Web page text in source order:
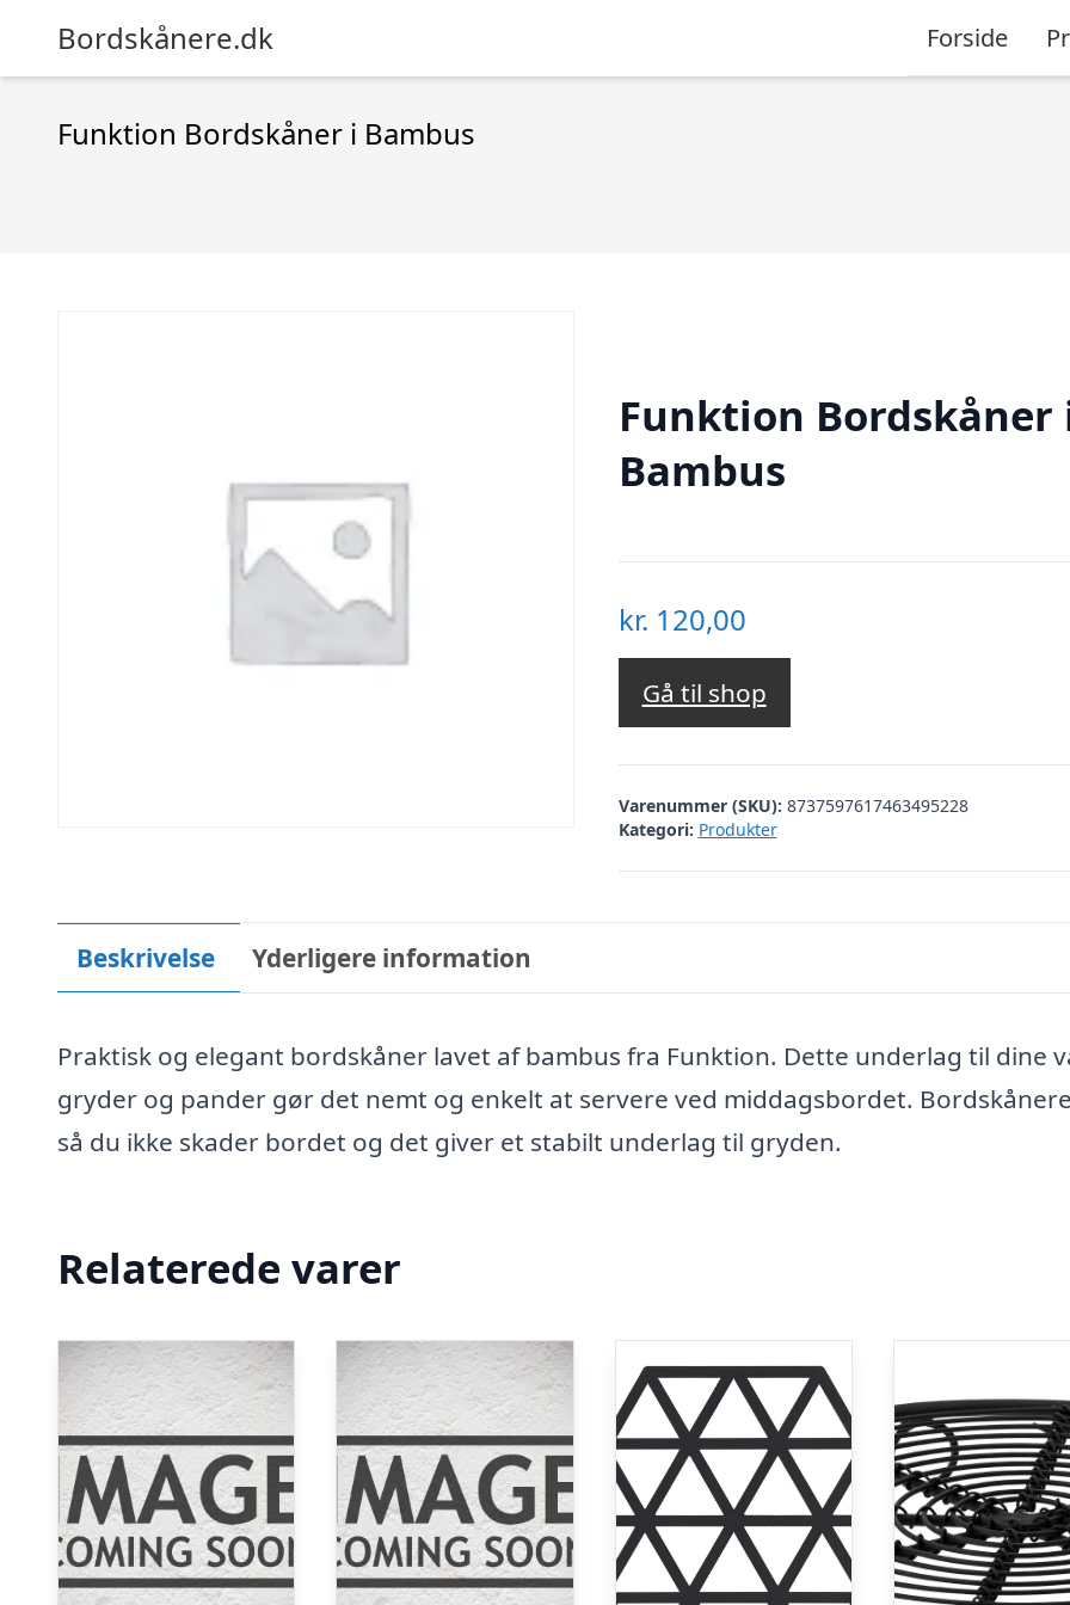
Bordskånere.dk Forside
Funktion Bordskåner i Bambus
Funktion Bordskåner
Bambus
kr. 120,00
Gå til shop
Varenummer (SKU): 8737597617463495228
Kategori: Produkter
Beskrivelse Yderligere information
Praktisk og elegant bordskåner lavet af bambus fra Funktion. Dette underlag til dine
gryder og pander gør det nemt og enkelt at servere ved middagsbordet.
så du ikke skader bordet og det giver et stabilt underlag til gryden.
Relaterede varer